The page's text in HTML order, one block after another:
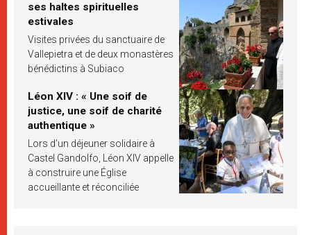
ses haltes spirituelles
estivales
Visites privées du sanctuaire de
Vallepietra et de deux monastères
bénédictins à Subiaco
Léon XIV : « Une soif de
justice, une soif de charité
authentique »
Lors d’un déjeuner solidaire à
Castel Gandolfo, Léon XIV appelle
à construire une Église
accueillante et réconciliée